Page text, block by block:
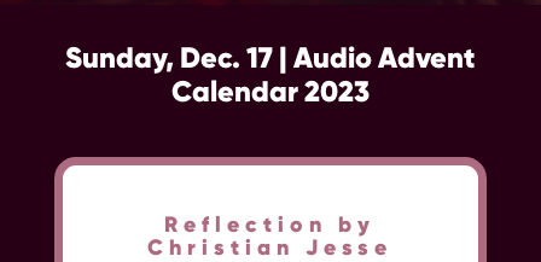
Sunday, Dec. 17 | Audio Advent
Calendar 2023
Reflection by
Christian Jesse